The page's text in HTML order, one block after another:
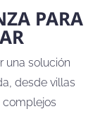
PARA
una solución
desde villas
complejos